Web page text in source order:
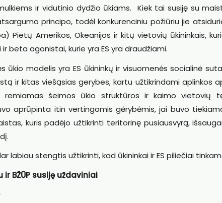
ir vidutinio dydžio ūkiams. Kiek tai susiję su
principo, todėl konkurenciniu požiūriu jie
Pietų Amerikos, Okeanijos ir kitų vietovių ūkininkais,
beta agonistai, kurie yra ES yra draudžiami.
ūkio modelis yra ES ūkininkų ir visuomenės socialinė
ir kitas viešąsias gerybes, kartu užtikrindami aplinkos
remiamas šeimos ūkio struktūros ir kaimo vietovių
aprūpinta itin vertingomis gėrybėmis, jai buvo
kuris padėjo užtikrinti teritorinę pusiausvyrą,
labiau stengtis užtikrinti, kad ūkininkai ir ES piliečiai
ir BŽŪP susiję uždaviniai